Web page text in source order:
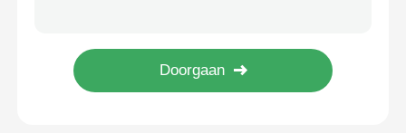
lucht gedreven dubbele diafragmapomp